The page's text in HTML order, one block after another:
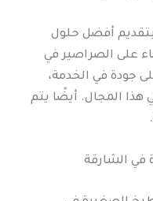
أفضل حلول
على الصراصير في
جودة في الخدمة،
هذا المجال. أيضًا يتم
في الشارقة